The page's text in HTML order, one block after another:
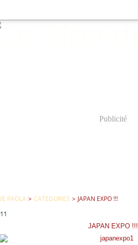
Publicité
PAOLA > CATEGORIES > JAPAN EXPO !!!
JAPAN EXPO !!!